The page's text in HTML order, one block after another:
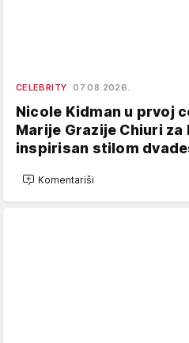
CELEBRITY 07.08.2026.
Nicole Kidman u prvoj
Marije Grazije Chiuri
inspirisan stilom
Komentariši